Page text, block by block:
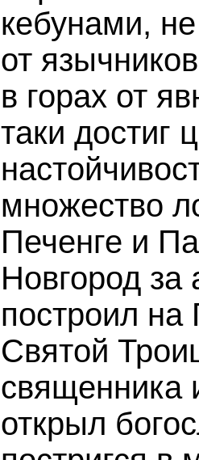
кебунами,
от
в горах от
таки достиг
множество
Печенге и
Новгород
построил на
Святой
священника
открыл